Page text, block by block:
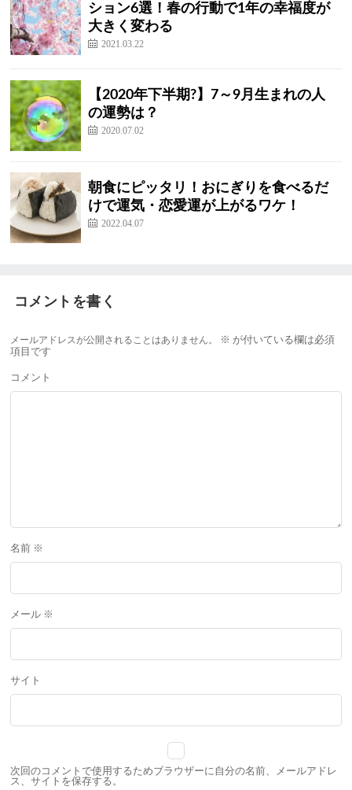
ション6選！春の行動で1年の幸福度が
大きく変わる
2021.03.22
【2020年下半期?】7～9月生まれの人
の運勢は？
2020.07.02
朝食にピッタリ！おにぎりを食べるだ
けで運気・恋愛運が上がるワケ！
2022.04.07
コメントを書く
メールアドレスが公開されることはありません。 ※ が付いている欄は必須
項目です
コメント
名前 ※
メール ※
サイト
次回のコメントで使用するためブラウザーに自分の名前、メールアドレ
ス、サイトを保存する。